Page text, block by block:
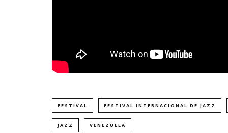
FESTIVAL FESTIVAL INTERNACIONAL DE JAZZ
JAZZ VENEZUELA